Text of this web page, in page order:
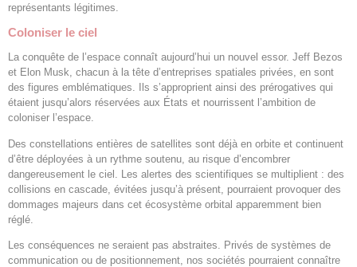
représentants légitimes.
Coloniser le ciel
La conquête de l’espace connaît aujourd’hui un nouvel essor. Jeff Bezos
et Elon Musk, chacun à la tête d’entreprises spatiales privées, en sont
des figures emblématiques. Ils s’approprient ainsi des prérogatives qui
étaient jusqu’alors réservées aux États et nourrissent l’ambition de
coloniser l’espace.
Des constellations entières de satellites sont déjà en orbite et continuent
d’être déployées à un rythme soutenu, au risque d’encombrer
dangereusement le ciel. Les alertes des scientifiques se multiplient : des
collisions en cascade, évitées jusqu’à présent, pourraient provoquer des
dommages majeurs dans cet écosystème orbital apparemment bien
réglé.
Les conséquences ne seraient pas abstraites. Privés de systèmes de
communication ou de positionnement, nos sociétés pourraient connaître